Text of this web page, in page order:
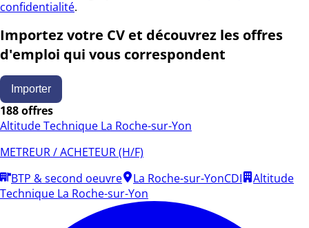
confidentialité.
Importez votre CV et découvrez les offres
d'emploi qui vous correspondent
Importer
188 offres
Altitude Technique La Roche-sur-Yon
METREUR / ACHETEUR (H/F)
BTP & second oeuvre
La Roche-sur-YonCDI
Altitude
Technique La Roche-sur-Yon